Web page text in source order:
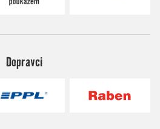
Dopravci